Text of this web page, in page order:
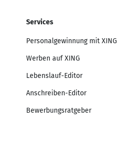
Services
Personalgewinnung mit XING
Werben auf XING
Lebenslauf-Editor
Anschreiben-Editor
Bewerbungsratgeber